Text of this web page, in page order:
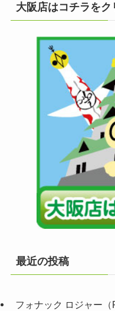
大阪店はコチラをク
最近の投稿
フォナック ロジャー